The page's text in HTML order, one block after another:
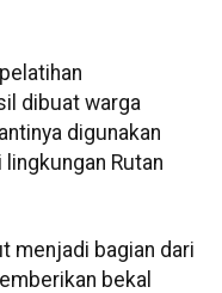
dibuat warga
digunakan
Rutan
menjadi bagian dari
bekal